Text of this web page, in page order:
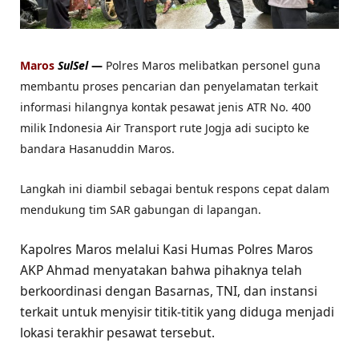
Maros SulSel— Polres Maros melibatkan personel guna
membantu proses pencarian dan penyelamatan terkait
informasi hilangnya kontak pesawat jenis ATR No. 400
milik Indonesia Air Transport rute Jogja adi sucipto ke
bandara Hasanuddin Maros.
Langkah ini diambil sebagai bentuk respons cepat dalam
mendukung tim SAR gabungan di lapangan.
​Kapolres Maros melalui Kasi Humas Polres Maros
AKP Ahmad menyatakan bahwa pihaknya telah
berkoordinasi dengan Basarnas, TNI, dan instansi
terkait untuk menyisir titik-titik yang diduga menjadi
lokasi terakhir pesawat tersebut.